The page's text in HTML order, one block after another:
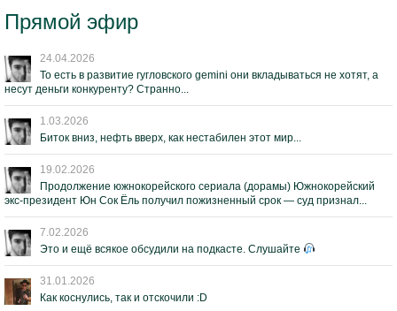
Прямой эфир
24.04.2026
То есть в развитие гугловского gemini они вкладываться не хотят, а
несут деньги конкуренту? Странно...
1.03.2026
Биток вниз, нефть вверх, как нестабилен этот мир...
19.02.2026
Продолжение южнокорейского сериала (дорамы) Южнокорейский
экс-президент Юн Сок Ёль получил пожизненный срок — суд признал...
7.02.2026
Это и ещё всякое обсудили на подкасте. Слушайте
31.01.2026
Как коснулись, так и отскочили :D